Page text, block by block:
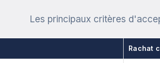
Les principaux critères
Rachat